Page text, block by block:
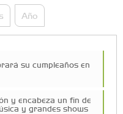
Año
su cumpleaños en
y encabeza un fin de
y grandes shows